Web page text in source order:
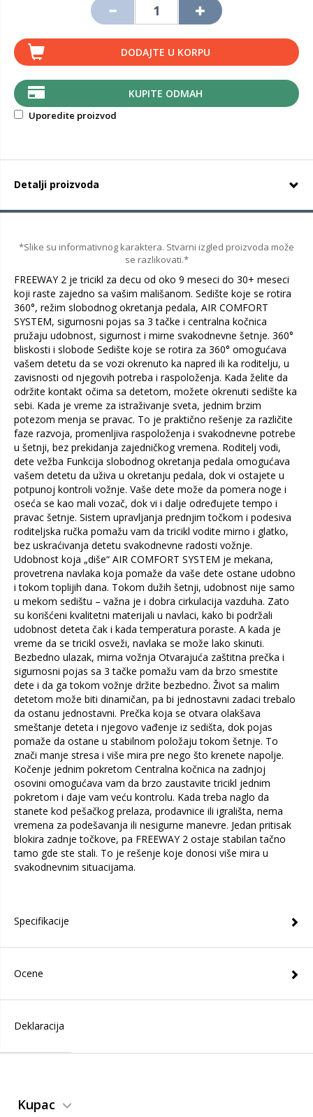
DODAJTE U KORPU
KUPITE ODMAH
Uporedite proizvod
Detalji proizvoda
*Slike su informativnog karaktera. Stvarni izgled proizvoda može
se razlikovati.*
FREEWAY 2 je tricikl za decu od oko 9 meseci do 30+ meseci
koji raste zajedno sa vašim mališanom. Sedište koje se rotira
360°, režim slobodnog okretanja pedala, AIR COMFORT
SYSTEM, sigurnosni pojas sa 3 tačke i centralna kočnica
pružaju udobnost, sigurnost i mirne svakodnevne šetnje. 360°
bliskosti i slobode Sedište koje se rotira za 360° omogućava
vašem detetu da se vozi okrenuto ka napred ili ka roditelju, u
zavisnosti od njegovih potreba i raspoloženja. Kada želite da
održite kontakt očima sa detetom, možete okrenuti sedište ka
sebi. Kada je vreme za istraživanje sveta, jednim brzim
potezom menja se pravac. To je praktično rešenje za različite
faze razvoja, promenljiva raspoloženja i svakodnevne potrebe
u šetnji, bez prekidanja zajedničkog vremena. Roditelj vodi,
dete vežba Funkcija slobodnog okretanja pedala omogućava
vašem detetu da uživa u okretanju pedala, dok vi ostajete u
potpunoj kontroli vožnje. Vaše dete može da pomera noge i
oseća se kao mali vozač, dok vi i dalje određujete tempo i
pravac šetnje. Sistem upravljanja prednjim točkom i podesiva
roditeljska ručka pomažu vam da tricikl vodite mirno i glatko,
bez uskraćivanja detetu svakodnevne radosti vožnje.
Udobnost koja „diše“ AIR COMFORT SYSTEM je mekana,
provetrena navlaka koja pomaže da vaše dete ostane udobno
i tokom toplijih dana. Tokom dužih šetnji, udobnost nije samo
u mekom sedištu – važna je i dobra cirkulacija vazduha. Zato
su korišćeni kvalitetni materijali u navlaci, kako bi podržali
udobnost deteta čak i kada temperatura poraste. A kada je
vreme da se tricikl osveži, navlaka se može lako skinuti.
Bezbedno ulazak, mirna vožnja Otvarajuća zaštitna prečka i
sigurnosni pojas sa 3 tačke pomažu vam da brzo smestite
dete i da ga tokom vožnje držite bezbedno. Život sa malim
detetom može biti dinamičan, pa bi jednostavni zadaci trebalo
da ostanu jednostavni. Prečka koja se otvara olakšava
smeštanje deteta i njegovo vađenje iz sedišta, dok pojas
pomaže da ostane u stabilnom položaju tokom šetnje. To
znači manje stresa i više mira pre nego što krenete napolje.
Kočenje jednim pokretom Centralna kočnica na zadnjoj
osovini omogućava vam da brzo zaustavite tricikl jednim
pokretom i daje vam veću kontrolu. Kada treba naglo da
stanete kod pešačkog prelaza, prodavnice ili igrališta, nema
vremena za podešavanja ili nesigurne manevre. Jedan pritisak
blokira zadnje točkove, pa FREEWAY 2 ostaje stabilan tačno
tamo gde ste stali. To je rešenje koje donosi više mira u
svakodnevnim situacijama.
Specifikacije
Ocene
Deklaracija
Kupac